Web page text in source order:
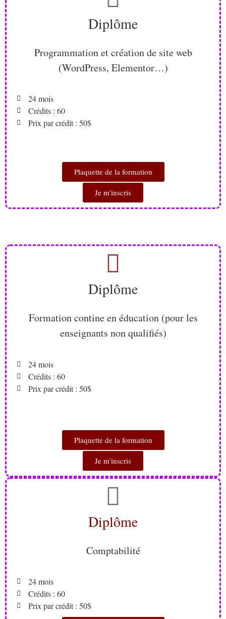
Diplôme
Programmation et création de site web
(WordPress, Elementor…)
24 mois
Crédits : 60
Prix par crédit : 50$
Plaquette de la formation
Je m'inscris
Diplôme
Formation contine en éducation (pour les
enseignants non qualifiés)
24 mois
Crédits : 60
Prix par crédit : 50$
Plaquette de la formation
Je m'inscris
Diplôme
Comptabilité
24 mois
Crédits : 60
Prix par crédit : 50$